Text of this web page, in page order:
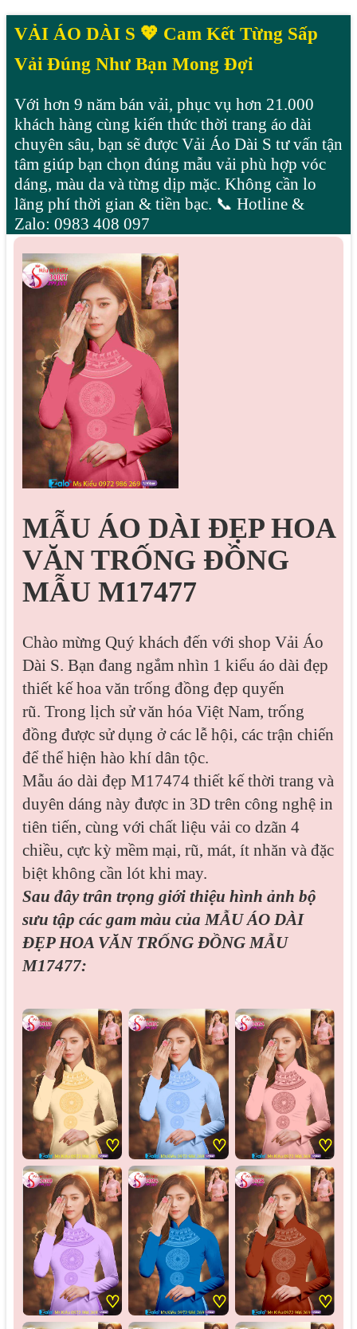
VẢI ÁO DÀI S 💖 Cam Kết Từng Sấp
Vải Đúng Như Bạn Mong Đợi
Với hơn 9 năm bán vải, phục vụ hơn 21.000
khách hàng cùng kiến thức thời trang áo dài
chuyên sâu, bạn sẽ được Vải Áo Dài S tư vấn tận
tâm giúp bạn chọn đúng mẫu vải phù hợp vóc
dáng, màu da và từng dịp mặc. Không cần lo
lãng phí thời gian & tiền bạc. 📞 Hotline &
Zalo: 0983 408 097
MẪU ÁO DÀI ĐẸP HOA
VĂN TRỐNG ĐỒNG
MẪU M17477
Chào mừng Quý khách đến với shop Vải Áo
Dài S. Bạn đang ngắm nhìn 1 kiểu áo dài đẹp
thiết kế hoa văn trống đồng đẹp quyến
rũ. Trong lịch sử văn hóa Việt Nam, trống
đồng được sử dụng ở các lễ hội, các trận chiến
để thể hiện hào khí dân tộc.
Mẫu áo dài đẹp M17474 thiết kế thời trang và
duyên dáng này được in 3D trên công nghệ in
tiên tiến, cùng với chất liệu vải co dzãn 4
chiều, cực kỳ mềm mại, rũ, mát, ít nhăn và đặc
biệt không cần lót khi may.
Sau đây trân trọng giới thiệu hình ảnh bộ
sưu tập các gam màu của MẪU ÁO DÀI
ĐẸP HOA VĂN TRỐNG ĐỒNG MẪU
M17477:
♡ ♡ ♡
♡ ♡ ♡